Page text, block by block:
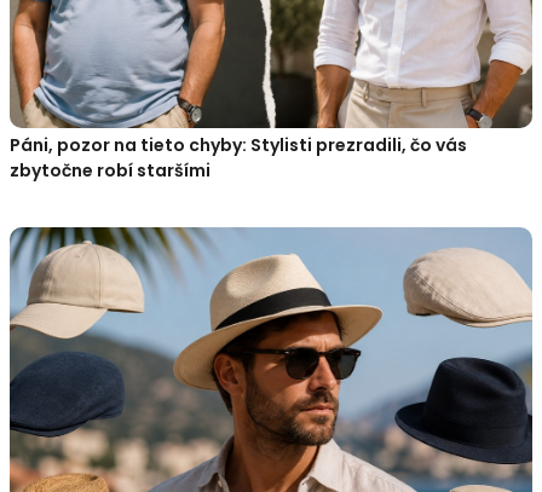
Páni, pozor na tieto chyby: Stylisti prezradili, čo vás
zbytočne robí staršími